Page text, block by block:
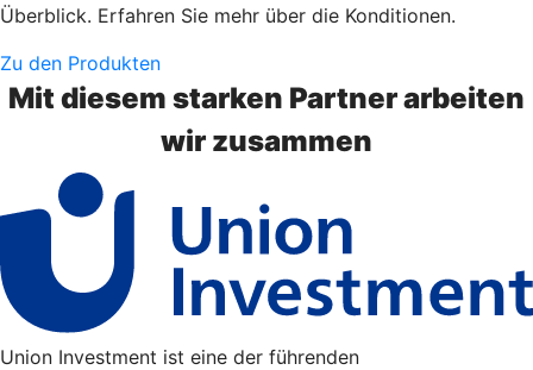
Überblick. Erfahren Sie mehr über die Konditionen.
Zu den Produkten
Mit diesem starken Partner arbeiten
wir zusammen
Union Investment ist eine der führenden